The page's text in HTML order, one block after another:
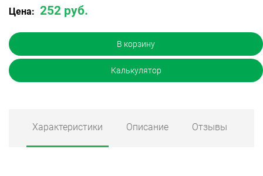
Цена: 252 руб.
В корзину
Калькулятор
Характеристики Описание Отзывы